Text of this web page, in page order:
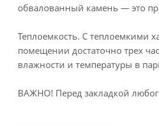
обвалованный камень — это
Теплоемкость. С теплоемкими
помещении достаточно трех
влажности и температуры в
ВАЖНО! Перед закладкой